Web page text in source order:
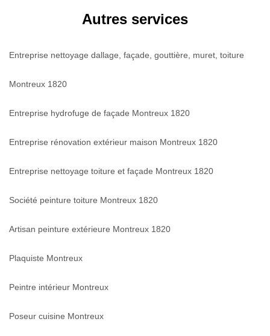
Autres services
Entreprise nettoyage dallage, façade, gouttière, muret, toiture
Montreux 1820
Entreprise hydrofuge de façade Montreux 1820
Entreprise rénovation extérieur maison Montreux 1820
Entreprise nettoyage toiture et façade Montreux 1820
Société peinture toiture Montreux 1820
Artisan peinture extérieure Montreux 1820
Plaquiste Montreux
Peintre intérieur Montreux
Poseur cuisine Montreux